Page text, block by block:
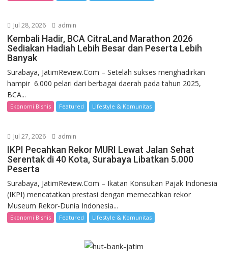
Jul 28, 2026 admin
Kembali Hadir, BCA CitraLand Marathon 2026
Sediakan Hadiah Lebih Besar dan Peserta Lebih
Banyak
Surabaya, JatimReview.Com – Setelah sukses menghadirkan
hampir 6.000 pelari dari berbagai daerah pada tahun 2025,
BCA...
Ekonomi Bisnis Featured Lifestyle & Komunitas
Jul 27, 2026 admin
IKPI Pecahkan Rekor MURI Lewat Jalan Sehat
Serentak di 40 Kota, Surabaya Libatkan 5.000
Peserta
Surabaya, JatimReview.Com – Ikatan Konsultan Pajak Indonesia
(IKPI) mencatatkan prestasi dengan memecahkan rekor
Museum Rekor-Dunia Indonesia...
Ekonomi Bisnis Featured Lifestyle & Komunitas